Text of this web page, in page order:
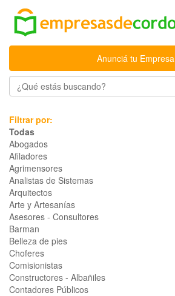
Anunciá tu Empresa
Filtrar por:
Todas
Abogados
Afiladores
Agrimensores
Analistas de Sistemas
Arquitectos
Arte y Artesanías
Asesores - Consultores
Barman
Belleza de pies
Choferes
Comisionistas
Constructores - Albañiles
Contadores Públicos